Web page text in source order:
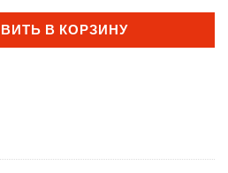
В КОРЗИНУ